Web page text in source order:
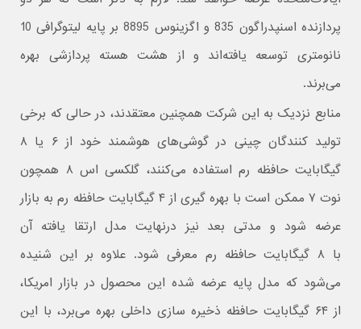
پردازنده اسنپدراگون 835 و اگزینوس 8895 بر پایه لیتوگرافی 10
نانومتری توسعه یافته‌اند و از هشت هسته پردازشی بهره
می‌برند.
منابع نزدیک به این شرکت همچنین معتقدند، در حالی که برخی
تولید کنندگان چینی در گوشی‌های هوشمند خود از ۶ یا ۸
گیگابایت حافظه رم استفاده می‌کنند، گلکسی اس ۸ همچون
نوت ۷ ممکن است با بهره گیری از ۴ گیگابایت حافظه رم به بازار
عرضه شود و مدتی بعد نیز درنهایت مدل ارتقا یافته آن
با ۸ گیگابایت حافظه رم معرفی شود. علاوه بر این شنیده
می‌شود که مدل پایه عرضه شده این محصول در بازار امریکا،
از ۶۴ گیگابایت حافظه ذخیره سازی داخلی بهره می‌برد، با این